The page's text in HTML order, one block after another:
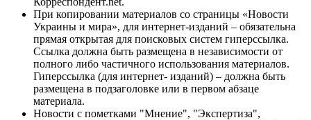
При копировании материалов со страницы «Новости
Украины и мира», для интернет-изданий – обязательна
прямая открытая для поисковых систем гиперссылка.
Ссылка должна быть размещена в независимости от
полного либо частичного использования материалов.
Гиперссылка (для интернет- изданий) – должна быть
размещена в подзаголовке или в первом абзаце
материала.
Новости с пометками "Мнение", "Экспертиза",